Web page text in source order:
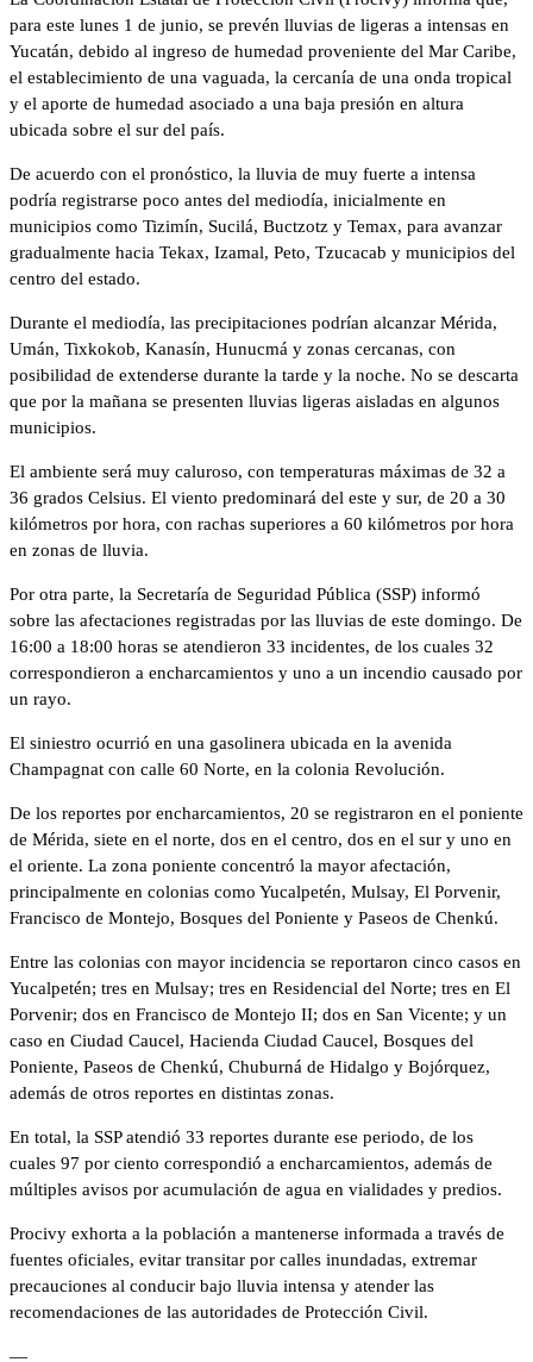
para este lunes 1 de junio, se prevén lluvias de ligeras a intensas en
Yucatán, debido al ingreso de humedad proveniente del Mar Caribe,
el establecimiento de una vaguada, la cercanía de una onda tropical
y el aporte de humedad asociado a una baja presión en altura
ubicada sobre el sur del país.
De acuerdo con el pronóstico, la lluvia de muy fuerte a intensa
podría registrarse poco antes del mediodía, inicialmente en
municipios como Tizimín, Sucilá, Buctzotz y Temax, para avanzar
gradualmente hacia Tekax, Izamal, Peto, Tzucacab y municipios del
centro del estado.
Durante el mediodía, las precipitaciones podrían alcanzar Mérida,
Umán, Tixkokob, Kanasín, Hunucmá y zonas cercanas, con
posibilidad de extenderse durante la tarde y la noche. No se descarta
que por la mañana se presenten lluvias ligeras aisladas en algunos
municipios.
El ambiente será muy caluroso, con temperaturas máximas de 32 a
36 grados Celsius. El viento predominará del este y sur, de 20 a 30
kilómetros por hora, con rachas superiores a 60 kilómetros por hora
en zonas de lluvia.
Por otra parte, la Secretaría de Seguridad Pública (SSP) informó
sobre las afectaciones registradas por las lluvias de este domingo. De
16:00 a 18:00 horas se atendieron 33 incidentes, de los cuales 32
correspondieron a encharcamientos y uno a un incendio causado por
un rayo.
El siniestro ocurrió en una gasolinera ubicada en la avenida
Champagnat con calle 60 Norte, en la colonia Revolución.
De los reportes por encharcamientos, 20 se registraron en el poniente
de Mérida, siete en el norte, dos en el centro, dos en el sur y uno en
el oriente. La zona poniente concentró la mayor afectación,
principalmente en colonias como Yucalpetén, Mulsay, El Porvenir,
Francisco de Montejo, Bosques del Poniente y Paseos de Chenkú.
Entre las colonias con mayor incidencia se reportaron cinco casos en
Yucalpetén; tres en Mulsay; tres en Residencial del Norte; tres en El
Porvenir; dos en Francisco de Montejo II; dos en San Vicente; y un
caso en Ciudad Caucel, Hacienda Ciudad Caucel, Bosques del
Poniente, Paseos de Chenkú, Chuburná de Hidalgo y Bojórquez,
además de otros reportes en distintas zonas.
En total, la SSP atendió 33 reportes durante ese periodo, de los
cuales 97 por ciento correspondió a encharcamientos, además de
múltiples avisos por acumulación de agua en vialidades y predios.
Procivy exhorta a la población a mantenerse informada a través de
fuentes oficiales, evitar transitar por calles inundadas, extremar
precauciones al conducir bajo lluvia intensa y atender las
recomendaciones de las autoridades de Protección Civil.
—